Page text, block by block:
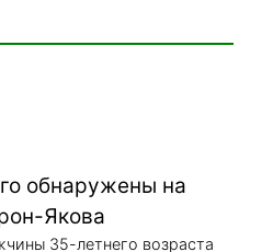
обнаружены на
Якова
35-летнего возраста